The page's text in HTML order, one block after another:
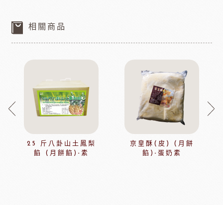
相關商品
25 斤八卦山土鳳梨
餡 (月餅餡)-素
京皇酥(皮) (月餅
餡)-蛋奶素